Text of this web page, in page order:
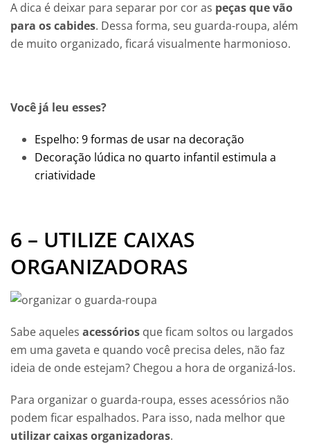
A dica é deixar para separar por cor as peças que vão
para os cabides. Dessa forma, seu guarda-roupa, além
de muito organizado, ficará visualmente harmonioso.
Você já leu esses?
Espelho: 9 formas de usar na decoração
Decoração lúdica no quarto infantil estimula a
criatividade
6 – UTILIZE CAIXAS
ORGANIZADORAS
Sabe aqueles acessórios que ficam soltos ou largados
em uma gaveta e quando você precisa deles, não faz
ideia de onde estejam? Chegou a hora de organizá-los.
Para organizar o guarda-roupa, esses acessórios não
podem ficar espalhados. Para isso, nada melhor que
utilizar caixas organizadoras.